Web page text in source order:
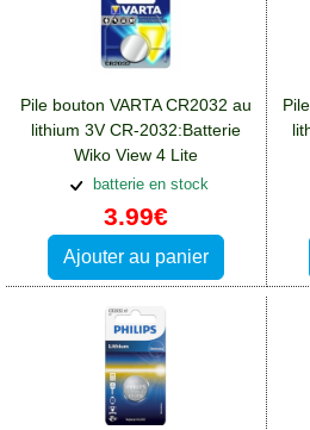
Pile bouton VARTA CR2032 au
lithium 3V CR-2032:Batterie
Wiko View 4 Lite
batterie en stock
3.99€
Ajouter au panier